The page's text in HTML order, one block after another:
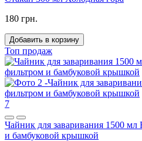
180 грн.
Добавить в корзину
Топ продаж
7
Чайник для заваривания 1500 мл
и бамбуковой крышкой